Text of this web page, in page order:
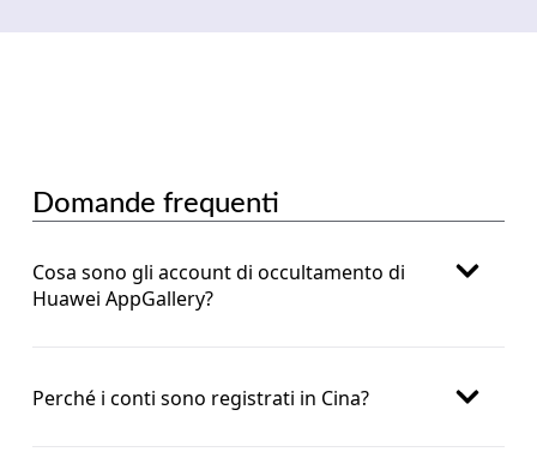
Domande frequenti
Cosa sono gli account di occultamento di
Huawei AppGallery?
Perché i conti sono registrati in Cina?